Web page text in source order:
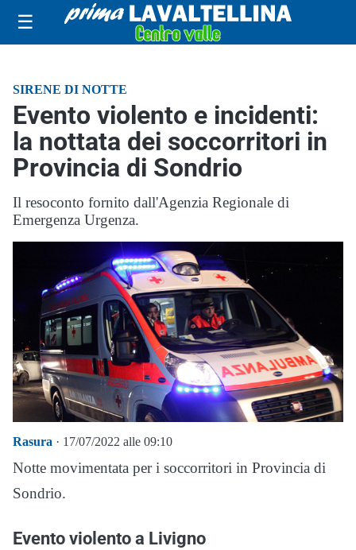
☰
SIRENE DI NOTTE
Evento violento e incidenti:
la nottata dei soccorritori in
Provincia di Sondrio
Il resoconto fornito dall'Agenzia Regionale di
Emergenza Urgenza.
Rasura · 17/07/2022 alle 09:10
Notte movimentata per i soccorritori in Provincia di
Sondrio.
Evento violento a Livigno